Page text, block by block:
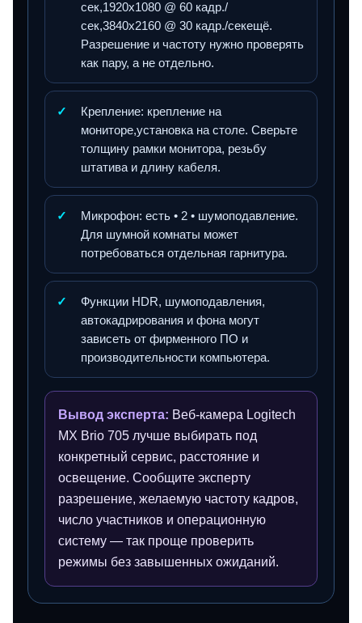
сек,1920x1080 @ 60 кадр./
сек,3840x2160 @ 30 кадр./секещё.
Разрешение и частоту нужно проверять
как пару, а не отдельно.
✓
Крепление: крепление на
мониторе,установка на столе. Сверьте
толщину рамки монитора, резьбу
штатива и длину кабеля.
✓
Микрофон: есть • 2 • шумоподавление.
Для шумной комнаты может
потребоваться отдельная гарнитура.
✓
Функции HDR, шумоподавления,
автокадрирования и фона могут
зависеть от фирменного ПО и
производительности компьютера.
Вывод эксперта: Веб-камера Logitech
MX Brio 705 лучше выбирать под
конкретный сервис, расстояние и
освещение. Сообщите эксперту
разрешение, желаемую частоту кадров,
число участников и операционную
систему — так проще проверить
режимы без завышенных ожиданий.